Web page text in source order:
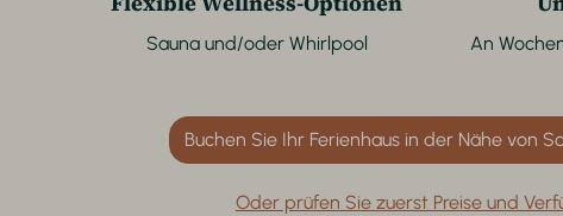
Sauna und/oder Whirlpool An
Buchen Sie Ihr Ferienhaus in der Nähe von
Oder prüfen Sie zuerst Preise und